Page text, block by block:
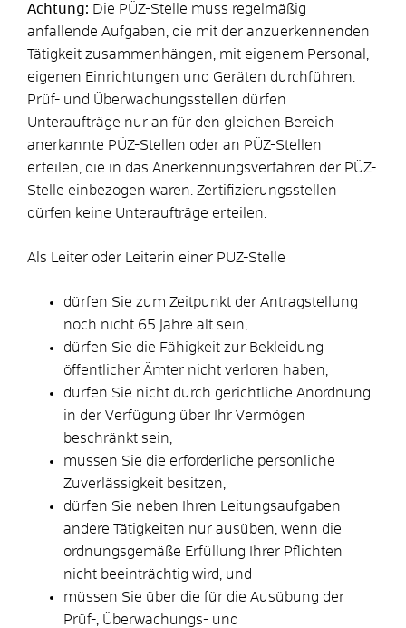
Achtung: Die PÜZ-Stelle muss regelmäßig
anfallende Aufgaben, die mit der anzuerkennenden
Tätigkeit zusammenhängen, mit eigenem Personal,
eigenen Einrichtungen und Geräten durchführen.
Prüf- und Überwachungsstellen dürfen
Unteraufträge nur an für den gleichen Bereich
anerkannte PÜZ-Stellen oder an PÜZ-Stellen
erteilen, die in das Anerkennungsverfahren der PÜZ-
Stelle einbezogen waren. Zertifizierungsstellen
dürfen keine Unteraufträge erteilen.
Als Leiter oder Leiterin einer PÜZ-Stelle
dürfen Sie zum Zeitpunkt der Antragstellung
noch nicht 65 Jahre alt sein,
dürfen Sie die Fähigkeit zur Bekleidung
öffentlicher Ämter nicht verloren haben,
dürfen Sie nicht durch gerichtliche Anordnung
in der Verfügung über Ihr Vermögen
beschränkt sein,
müssen Sie die erforderliche persönliche
Zuverlässigkeit besitzen,
dürfen Sie neben Ihren Leitungsaufgaben
andere Tätigkeiten nur ausüben, wenn die
ordnungsgemäße Erfüllung Ihrer Pflichten
nicht beeinträchtig wird, und
müssen Sie über die für die Ausübung der
Prüf-, Überwachungs- und